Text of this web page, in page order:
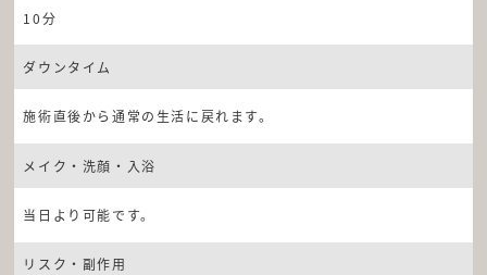
10分
ダウンタイム
施術直後から通常の生活に戻れます。
メイク・洗顔・入浴
当日より可能です。
リスク・副作用